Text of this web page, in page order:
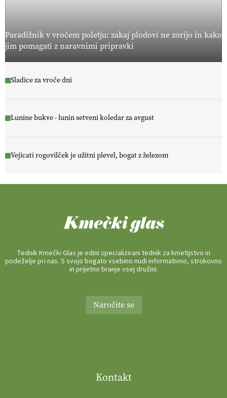
Paradižnik v vročem poletju: zakaj plodovi ne zorijo in kako
jim pomagati z naravnimi pripravki
Sladice za vroče dni
Lunine bukve - lunin setveni koledar za avgust
Vejicati rogovilček je užitni plevel, bogat z železom
Tednik Kmečki Glas je edini specializirani tednik za kmetijstvo in
podeželje pri nas. S svojo bogato vsebino nudi informativno, strokovno
in prijetno branje vsej družini.
Naročite se
Kontakt